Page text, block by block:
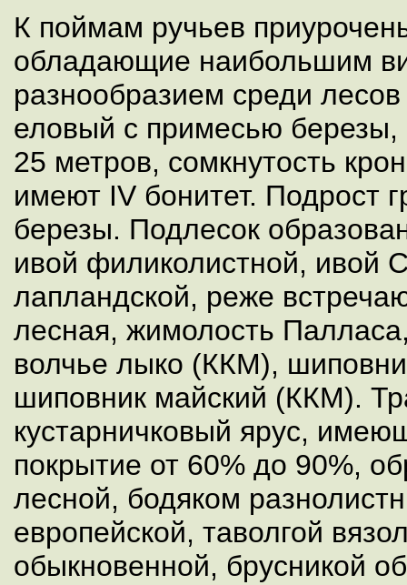
К поймам ручьев
обладающие наибольшим
разнообразием среди
еловый с примесью березы,
25 метров, сомкнутость
имеют IV бонитет. Подрост
березы. Подлесок
ивой филиколистной, ивой
лапландской, реже
лесная, жимолость
волчье лыко (ККМ),
шиповник майский (ККМ).
кустарничковый ярус,
покрытие от 60% до 90%,
лесной, бодяком
европейской, таволгой
обыкновенной, брусникой